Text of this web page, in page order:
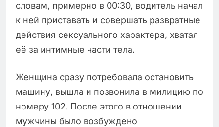
словам, примерно в 00:30, водитель начал
к ней приставать и совершать развратные
действия сексуального характера, хватая
её за интимные части тела.
Женщина сразу потребовала остановить
машину, вышла и позвонила в милицию по
номеру 102. После этого в отношении
мужчины было возбуждено